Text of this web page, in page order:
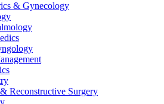
& Gynecology
Reconstructive Surgery